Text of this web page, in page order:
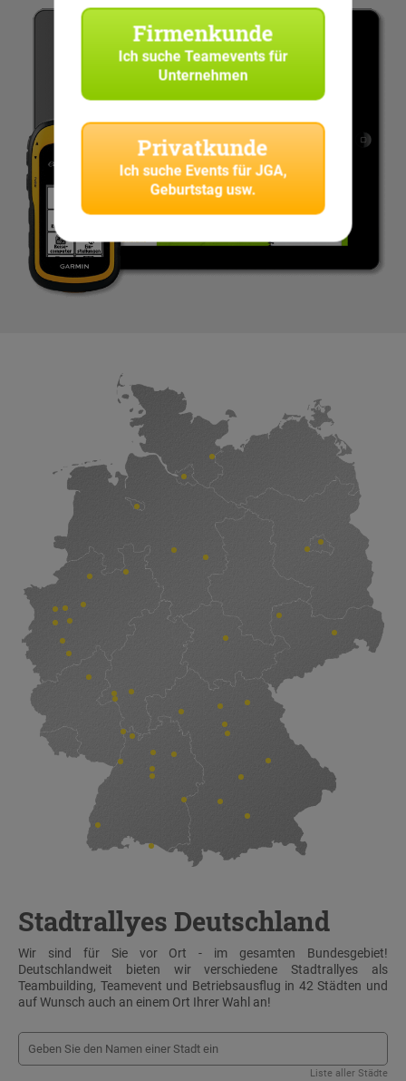
Stadtrallyes Deutschland
Wir sind für Sie vor Ort - im gesamten Bundesgebiet!
Deutschlandweit bieten wir verschiedene Stadtrallyes als
Teambuilding, Teamevent und Betriebsausflug in 42 Städten und
auf Wunsch auch an einem Ort Ihrer Wahl an!
Liste aller Städte
Firmenkunde
Ich sucheTeamevents für
Unternehmen
Privatkunde
Ich suche Events für JGA,
Geburtstag usw.